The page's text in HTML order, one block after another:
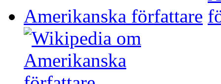
Amerikanska författare